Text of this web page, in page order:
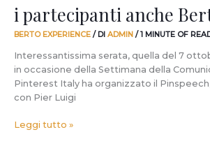
i partecipanti anche
BERTO EXPERIENCE / DI ADMIN /1 MINUTE OF
Interessantissima serata, quella del 7
in occasione della Settimana della
Pinterest Italy ha organizzato il
con Pier Luigi
Leggi tutto »